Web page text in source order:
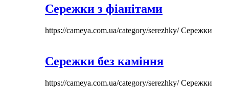
Сережки з фіанітами
https://cameya.com.ua/category/serezhky/Сережки
Сережки без каміння
https://cameya.com.ua/category/serezhky/Сережки